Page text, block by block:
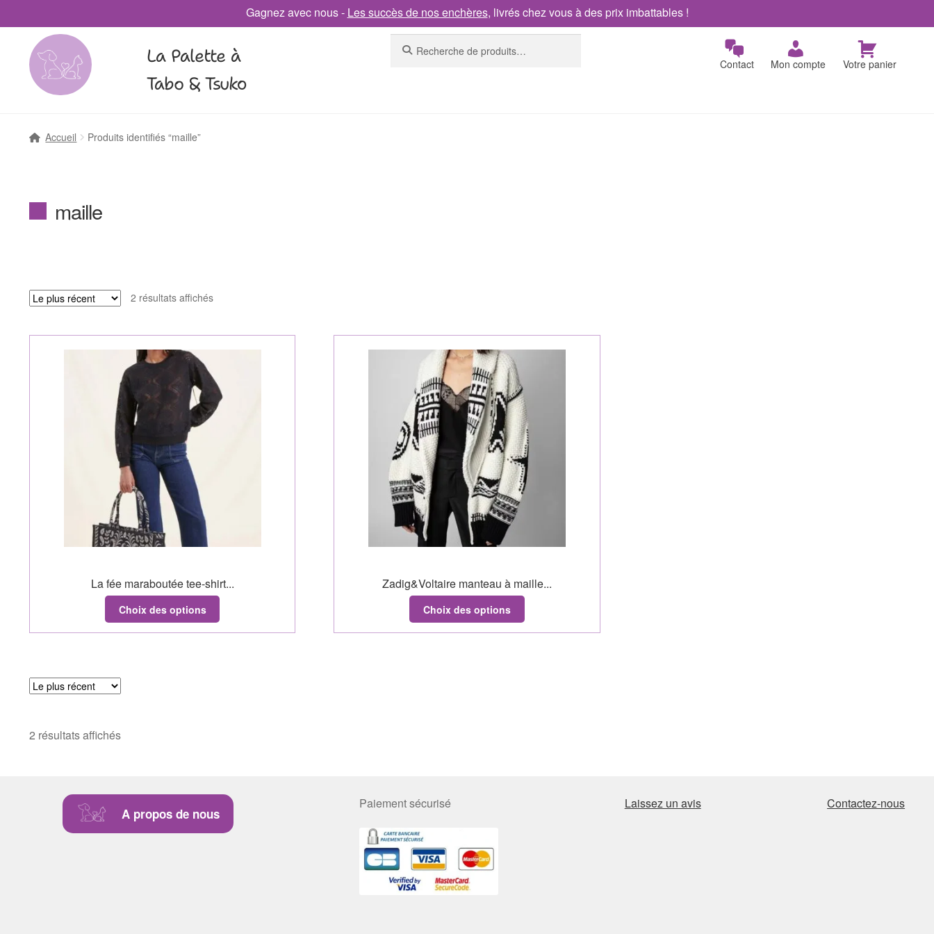
Gagnez avec nous - Les succès de nos enchères, livrés chez vous à des prix imbattables !
La Palette à
Tabo & Tsuko
Contact
Mon compte Votre panier
Accueil Produits identifiés “maille”
maille
2 résultats affichés
La fée maraboutée tee-shirt...
Choix des options
Zadig&Voltaire manteau à maille...
Choix des options
2 résultats affichés
A propos de nous
Paiement sécurisé Laissez un avis Contactez-nous